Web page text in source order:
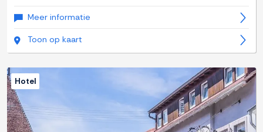
Meer informatie
Toon op kaart
Hotel